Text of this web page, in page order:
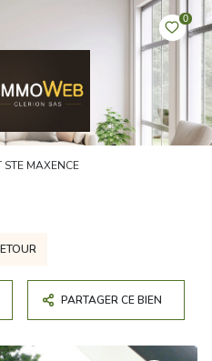
0
STE MAXENCE
PARTAGER CE BIEN